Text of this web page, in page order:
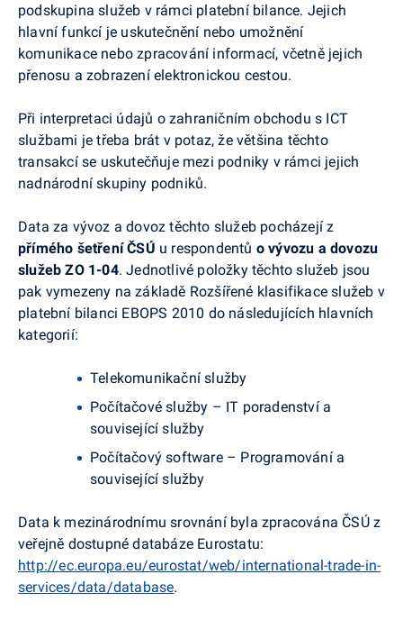
podskupina služeb v rámci platební bilance. Jejich
hlavní funkcí je uskutečnění nebo umožnění
komunikace nebo zpracování informací, včetně jejich
přenosu a zobrazení elektronickou cestou.
Při interpretaci údajů o zahraničním obchodu s ICT
službami je třeba brát v potaz, že většina těchto
transakcí se uskutečňuje mezi podniky v rámci jejich
nadnárodní skupiny podniků.
Data za vývoz a dovoz těchto služeb pocházejí z
přímého šetření ČSÚ u respondentů o vývozu a dovozu
služeb ZO 1-04. Jednotlivé položky těchto služeb jsou
pak vymezeny na základě Rozšířené klasifikace služeb v
platební bilanci EBOPS 2010 do následujících hlavních
kategorií:
Telekomunikační služby
Počítačové služby – IT poradenství a
související služby
Počítačový software – Programování a
související služby
Data k mezinárodnímu srovnání byla zpracována ČSÚ z
veřejně dostupné databáze Eurostatu:
http://ec.europa.eu/eurostat/web/international-trade-in-
services/data/database.